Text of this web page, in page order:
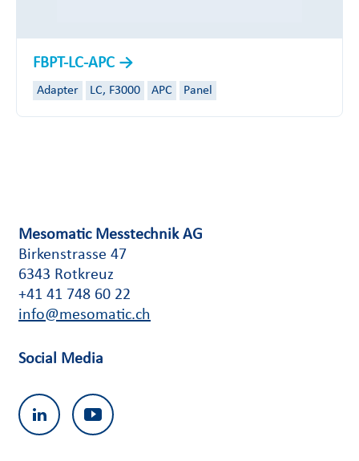
FBPT-LC-APC
Adapter LC, F3000 APC Panel
Mesomatic Messtechnik AG
Birkenstrasse 47
6343 Rotkreuz
+41 41 748 60 22
info@mesomatic.ch
Social Media